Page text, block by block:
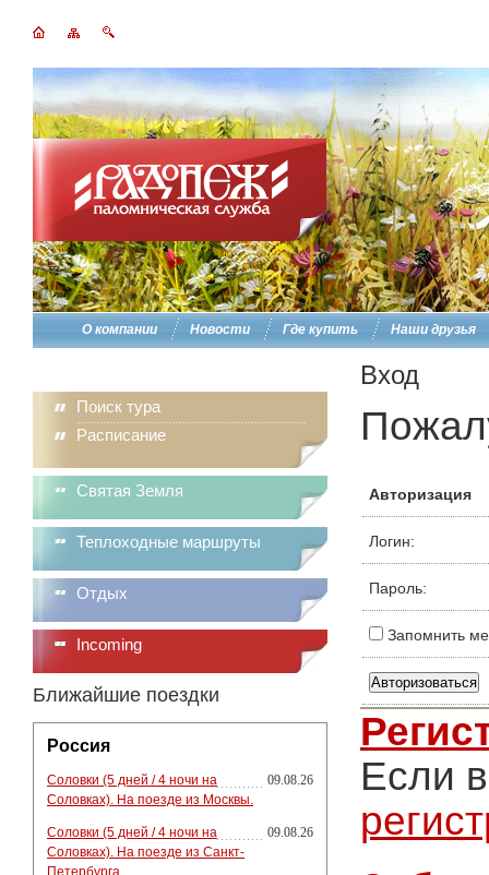
О компании Новости Где купить Наши друзья
Поиск тура
Расписание
Святая Земля
Теплоходные маршруты
Отдых
Incoming
Ближайшие поездки
Россия
Соловки (5 дней / 4 ночи на
Соловках). На поезде из Москвы.
09.08.26
Соловки (5 дней / 4 ночи на
Соловках). На поезде из Санкт-
Петербурга.
09.08.26
Вход
Авторизация
Логин:
Пароль:
Запомнить
Если